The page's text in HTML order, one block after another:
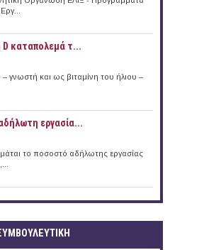
D καταπολεμά τ...
– γνωστή και ως βιταμίνη του ήλιου –
εργασία...
το ποσοστό αδήλωτης εργασίας